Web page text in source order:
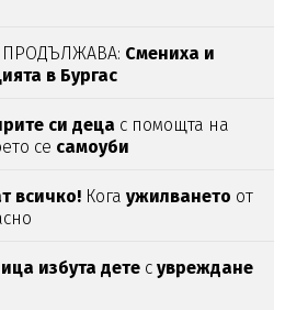
ПРОДЪЛЖАВА: Смениха и
в Бургас
си деца с помощта на
се самоуби
всичко! Когаужилването от
избута дете сувреждане